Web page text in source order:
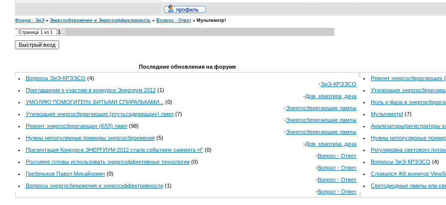
Форум - ЭиЭ » Энергосбережение и Энергоэффективность » Вопрос - Ответ » Мультиметр!
Страница 1 из 1 1
Последние обновления на форуме
Вопросы ЭиЭ-КРЭЭСО (4)
-ЭиЭ-КРЭЭСО
Приглашение к участию в конкурсе Энергиум 2012 (1)
-Дом, квартира, дача
УМОЛЯЮ ПОМОГИТЕ!!!с БИТЫМИ СПИРАЛЬКАМИ...
(0)
-Энергосберегающие лампы
Утилизация энергосберегающих (ртутьсодержащих) ламп (7)
-Энергосберегающие лампы
Ремонт энергосберегающих (КЛЛ) ламп (98)
-Энергосберегающие лампы
Нужны непопулярные примеры энергосбережения (5)
-Дом, квартира, дача
Презентация Конкурса ЭНЕРГИУМ-2012 стала событием саммита «Г (0)
-Вопрос - Ответ
Россияне готовы использовать энергоэффективные технологии (0)
-Вопрос - Ответ
Гребеньков Павел Михайлович (0)
-Вопрос - Ответ
Вопросы энергосбережения и энергоэффектривности (1)
-Вопрос - Ответ
Ремонт энергосберегающих
Утилизация
Ноль и фаза в
Мультиметр! (7)
Анализаторы/регистраторы
Нужны непопулярные
Регулировка светового
Вопросы ЭиЭ-КРЭЭСО (4)
Сломался ЖК монитор
Светодиодные лампы или